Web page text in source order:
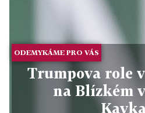
ODEMYKÁME PRO VÁS
Trumpova role
na Blízkém